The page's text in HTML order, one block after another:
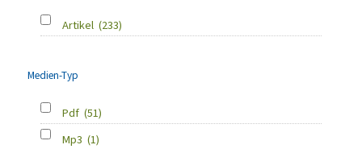
Artikel (233)
Medien-Typ
Pdf (51)
Mp3 (1)